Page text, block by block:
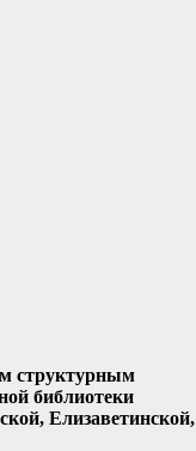
структурным
библиотеки
Елизаветинской,